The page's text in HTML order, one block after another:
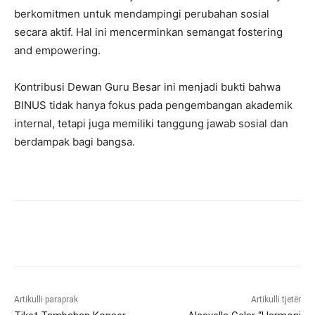
berkomitmen untuk mendampingi perubahan sosial
secara aktif. Hal ini mencerminkan semangat fostering
and empowering.
Kontribusi Dewan Guru Besar ini menjadi bukti bahwa
BINUS tidak hanya fokus pada pengembangan akademik
internal, tetapi juga memiliki tanggung jawab sosial dan
berdampak bagi bangsa.
Artikulli paraprak Artikulli tjetër